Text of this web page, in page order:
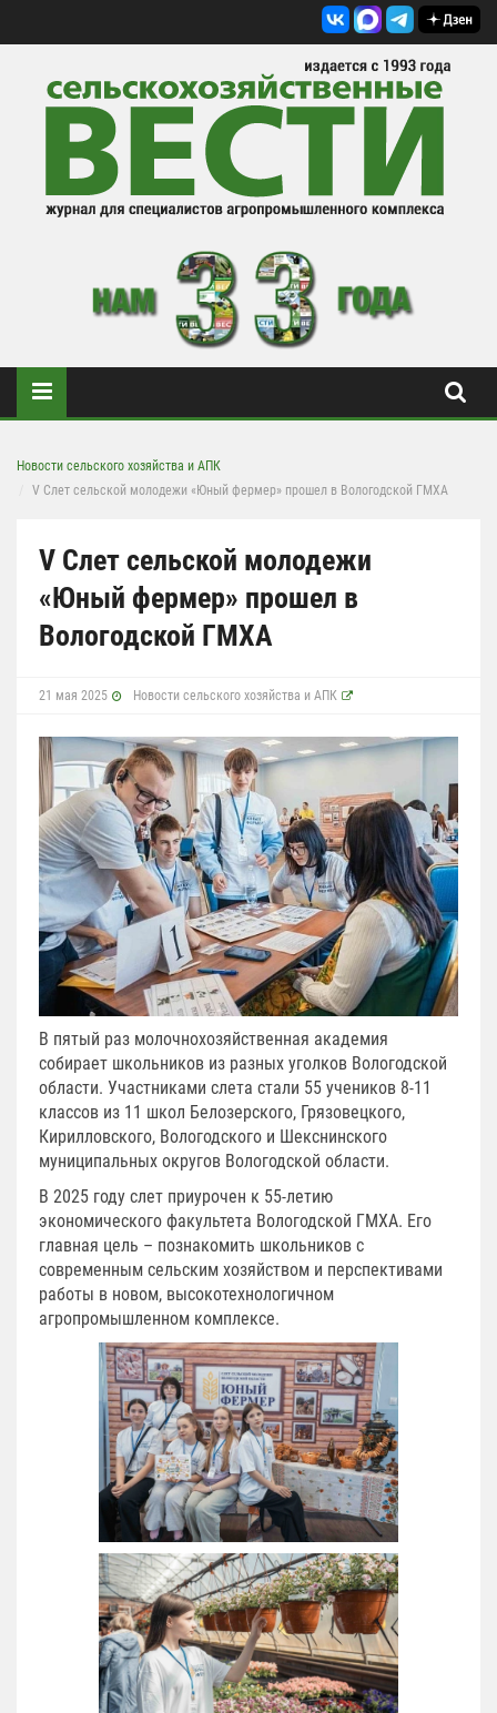
Новости сельского хозяйства и АПК
V Слет сельской молодежи «Юный фермер» прошел в Вологодской ГМХА
V Слет сельской молодежи
«Юный фермер» прошел в
Вологодской ГМХА
21 мая 2025 Новости сельского хозяйства и АПК
В пятый раз молочнохозяйственная академия
собирает школьников из разных уголков Вологодской
области. Участниками слета стали 55 учеников 8-11
классов из 11 школ Белозерского, Грязовецкого,
Кирилловского, Вологодского и Шекснинского
муниципальных округов Вологодской области.
В 2025 году слет приурочен к 55-летию
экономического факультета Вологодской ГМХА. Его
главная цель – познакомить школьников с
современным сельским хозяйством и перспективами
работы в новом, высокотехнологичном
агропромышленном комплексе.